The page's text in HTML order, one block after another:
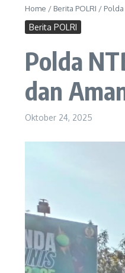
Home / Berita POLRI /
Berita POLRI
Polda
dan
Oktober 24, 2025